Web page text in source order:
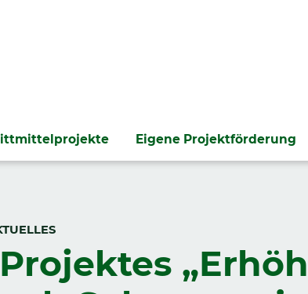
Eigene Projektförderung